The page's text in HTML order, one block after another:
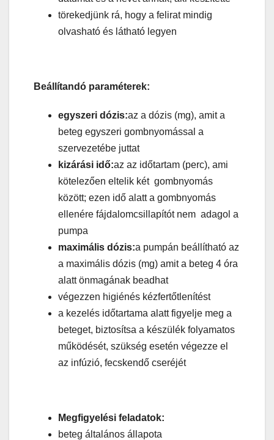
törekedjünk rá, hogy a felirat mindig
olvasható és látható legyen
Beállítandó paraméterek:
egyszeri dózis:az a dózis (mg), amit a
beteg egyszeri gombnyomással a
szervezetébe juttat
kizárási idő:az az időtartam (perc), ami
kötelezően eltelik két gombnyomás
között; ezen idő alatt a gombnyomás
ellenére fájdalomcsillapítót nem adagol a
pumpa
maximális dózis:a pumpán beállítható az
a maximális dózis (mg) amit a beteg 4 óra
alatt önmagának beadhat
végezzen higiénés kézfertőtlenítést
a kezelés időtartama alatt figyelje meg a
beteget, biztosítsa a készülék folyamatos
működését, szükség esetén végezze el
az infúzió, fecskendő cseréjét
Megfigyelési feladatok:
beteg általános állapota